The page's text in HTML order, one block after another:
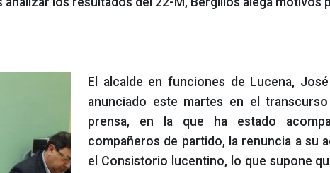
El alcalde en funciones de Lucena,
anunciado este martes en el
prensa, en la que ha estado
compañeros de partido, la renuncia a su
el Consistorio lucentino, lo que supone